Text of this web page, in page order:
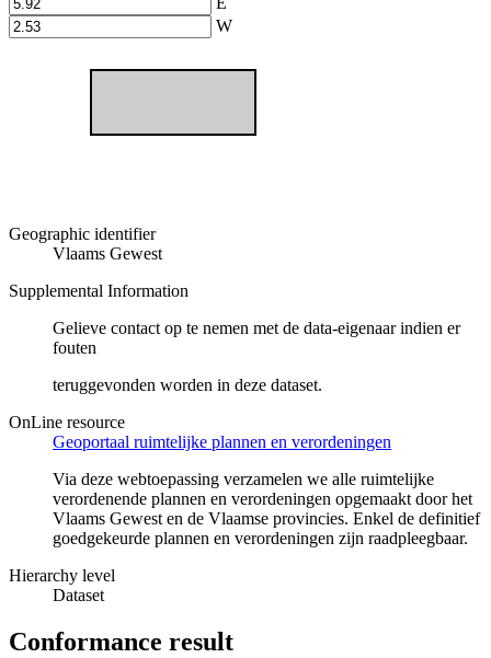
W
Geographic identifier
Vlaams Gewest
Supplemental Information
Gelieve contact op te nemen met de data-eigenaar indien er
fouten
teruggevonden worden in deze dataset.
OnLine resource
Geoportaal ruimtelijke plannen en verordeningen
Via deze webtoepassing verzamelen we alle ruimtelijke
verordenende plannen en verordeningen opgemaakt door het
Vlaams Gewest en de Vlaamse provincies. Enkel de definitief
goedgekeurde plannen en verordeningen zijn raadpleegbaar.
Hierarchy level
Dataset
Conformance result